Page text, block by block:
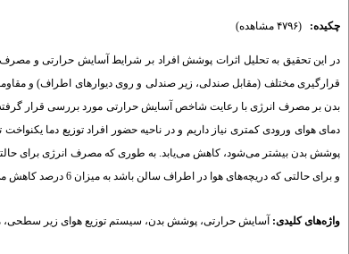
چکیده: (۴۷۹۶ مشاهده)
در این تحقیق به تحلیل اثرات پوشش افراد بر شرایط آسایش حرارتی و
بدن بر مصرف انرژی با رعایت شاخص آسایش حرارتی مورد بررسی قرار
دمای هوای ورودی کمتری نیاز داریم و در ناحیه حضور افراد توزیع دما
و برای حالتی که دریچه‌های هوا در اطراف سالن باشد به میزان 6 درصد کاهش می-یابد
واژه‌های کلیدی: آسایش حرارتی، پوشش بدن، سیستم توزیع هوای زیر سطحی،